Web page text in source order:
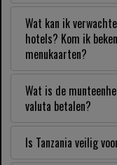
Wat kan ik
hotels? Kom ik
menukaarten?
Wat is de
valuta betalen?
Is Tanzania veilig